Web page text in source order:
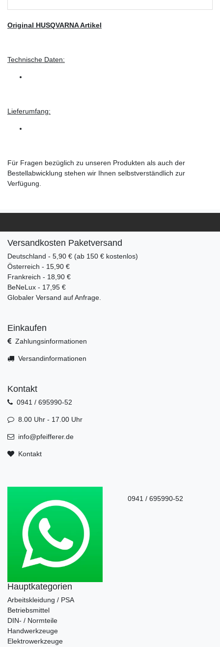
Original HUSQVARNA Artikel
Technische Daten:
Lieferumfang:
Für Fragen bezüglich zu unseren Produkten als auch der
Bestellabwicklung stehen wir Ihnen selbstverständlich zur
Verfügung.
Versandkosten Paketversand
Deutschland - 5,90 € (ab 150 € kostenlos)
Österreich - 15,90 €
Frankreich - 18,90 €
BeNeLux - 17,95 €
Globaler Versand auf Anfrage.
Einkaufen
Zahlungsinformationen
Versandinformationen
Kontakt
0941 / 695990-52
8.00 Uhr - 17.00 Uhr
info@pfeifferer.de
Kontakt
0941 / 695990-52
Hauptkategorien
Arbeitskleidung / PSA
Betriebsmittel
DIN- / Normteile
Handwerkzeuge
Elektrowerkzeuge